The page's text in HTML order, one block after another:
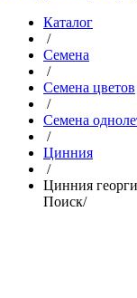
Каталог
/
Семена
/
Семена цветов
/
Семена
/
Цинния
/
Цинния
Поиск/